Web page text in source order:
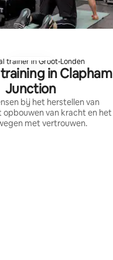
trainer in Groot-Londen
in Clapham
Junction
bij het herstellen van
opbouwen van kracht en het
met vertrouwen.